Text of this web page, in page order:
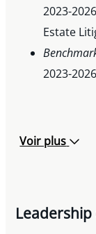
2023-
Estate
2023-2026
Voir plus